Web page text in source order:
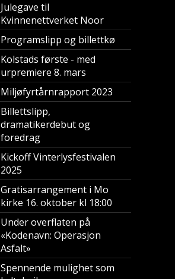
Julegave til
Kvinnenettverket Noor
Programslipp og billettkø
Kolstads første - med
urpremiere 8. mars
Miljøfyrtårnrapport 2023
Billettslipp,
dramatikerdebut og
foredrag
Kickoff Vinterlysfestivalen
2025
Gratisarrangement i Mo
kirke 16. oktober kl 18:00
Under overflaten på
«Kodenavn: Operasjon
Asfalt»
Spennende mulighet som